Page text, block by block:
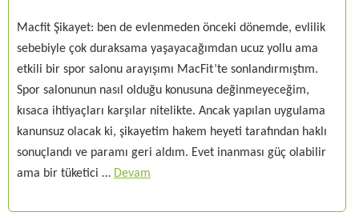
Macfit Şikayet: ben de evlenmeden önceki dönemde, evlilik
sebebiyle çok duraksama yaşayacağımdan ucuz yollu ama
etkili bir spor salonu arayışımı MacFit’te sonlandırmıştım.
Spor salonunun nasıl olduğu konusuna değinmeyeceğim,
kısaca ihtiyaçları karşılar nitelikte. Ancak yapılan uygulama
kanunsuz olacak ki, şikayetim hakem heyeti tarafından haklı
sonuçlandı ve paramı geri aldım. Evet inanması güç olabilir
ama bir tüketici … Devam